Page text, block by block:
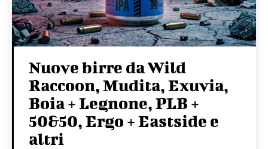
Nuove birre da Wild
Raccoon, Mudita, Exuvia,
Boia + Legnone, PLB +
50&50, Ergo + Eastside e
altri